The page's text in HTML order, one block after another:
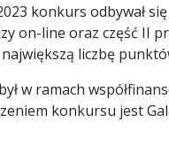
konkurs odbywał
on-line oraz część II
liczbę
w ramach
konkursu jest